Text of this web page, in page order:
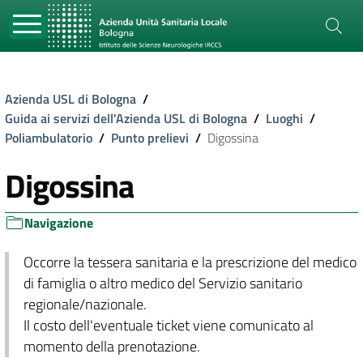
Azienda USL di Bologna /
Guida ai servizi dell'Azienda USL di Bologna / Luoghi /
Poliambulatorio / Punto prelievi / Digossina
Digossina
Navigazione
Occorre la tessera sanitaria e la prescrizione del medico
di famiglia o altro medico del Servizio sanitario
regionale/nazionale.
Il costo dell'eventuale ticket viene comunicato al
momento della prenotazione.